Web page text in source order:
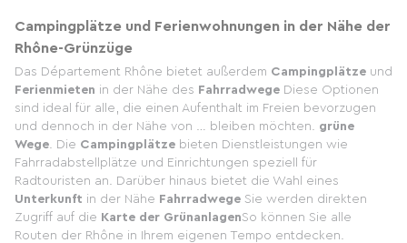
Campingplätze und Ferienwohnungen in der Nähe der
Rhône-Grünzüge
Das Département Rhône bietet außerdem Campingplätze und
Ferienmieten in der Nähe des Fahrradwege Diese Optionen
sind ideal für alle, die einen Aufenthalt im Freien bevorzugen
und dennoch in der Nähe von … bleiben möchten. grüne
Wege . Die Campingplätze bieten Dienstleistungen wie
Fahrradabstellplätze und Einrichtungen speziell für
Radtouristen an. Darüber hinaus bietet die Wahl eines
Unterkunft in der Nähe Fahrradwege Sie werden direkten
Zugriff auf die Karte der GrünanlagenSo können Sie alle
Routen der Rhône in Ihrem eigenen Tempo entdecken.